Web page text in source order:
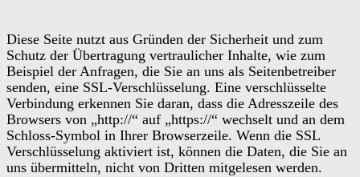
Diese Seite nutzt aus Gründen der Sicherheit und zum
Schutz der Übertragung vertraulicher Inhalte, wie zum
Beispiel der Anfragen, die Sie an uns als Seitenbetreiber
senden, eine SSL-Verschlüsselung. Eine verschlüsselte
Verbindung erkennen Sie daran, dass die Adresszeile des
Browsers von „http://“ auf „https://“ wechselt und an dem
Schloss-Symbol in Ihrer Browserzeile. Wenn die SSL
Verschlüsselung aktiviert ist, können die Daten, die Sie an
uns übermitteln, nicht von Dritten mitgelesen werden.